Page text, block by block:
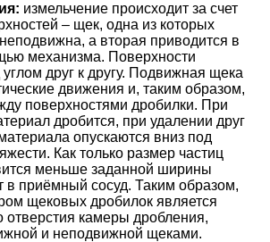
измельчение происходит за счет
– щек, одна из которых
а вторая приводится в
механизма. Поверхности
друг к другу. Подвижная щека
движения и, таким образом,
поверхностями дробилки. При
дробится, при удалении друг
опускаются вниз под
Как только размер частиц
меньше заданной ширины
в приёмный сосуд. Таким образом,
щековых дробилок является
отверстия камеры дробления,
и неподвижной щеками.